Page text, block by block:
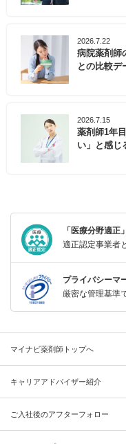
2026.7.22
病院薬剤師
との比較デ
2026.7.15
薬剤師1年
い」と感じ
「医療分野適正
適正認定事業者
プライバシーマ
厳密な管理基準
マイナビ薬剤師トップへ
キャリアアドバイザー紹介
ご入社後のアフターフォロー